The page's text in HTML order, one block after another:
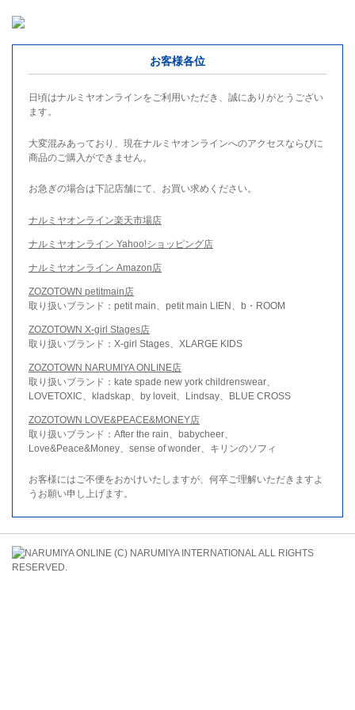
お客様各位
日頃はナルミヤオンラインをご利用いただき、誠にありがとうござい
ます。
大変混みあっており、現在ナルミヤオンラインへのアクセスならびに
商品のご購入ができません。
お急ぎの場合は下記店舗にて、お買い求めください。
ナルミヤオンライン楽天市場店
ナルミヤオンライン Yahoo!ショッピング店
ナルミヤオンライン Amazon店
ZOZOTOWN petitmain店
取り扱いブランド：petit main、petit main LIEN、b・ROOM
ZOZOTOWN X-girl Stages店
取り扱いブランド：X-girl Stages、XLARGE KIDS
ZOZOTOWN NARUMIYA ONLINE店
取り扱いブランド：kate spade new york childrenswear、
LOVETOXIC、kladskap、by loveit、Lindsay、BLUE CROSS
ZOZOTOWN LOVE&PEACE&MONEY店
取り扱いブランド：After the rain、babycheer、
Love&Peace&Money、sense of wonder、キリンのソフィ
お客様にはご不便をおかけいたしますが、何卒ご理解いただきますよ
うお願い申し上げます。